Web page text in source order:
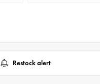
Restock alert